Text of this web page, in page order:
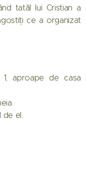
tatăl lui Cristian a
ce a organizat
aproape de casa
el.